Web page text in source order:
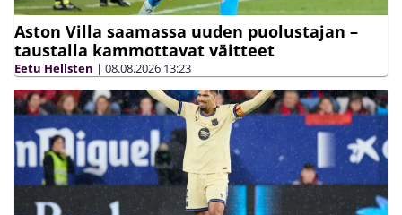
Aston Villa saamassa uuden puolustajan –
taustalla kammottavat väitteet
Eetu Hellsten | 08.08.2026 13:23